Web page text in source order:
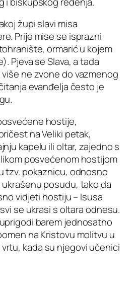
župi slavi misa
Prije mise se isprazni
ormarić u kojem
Pjeva se Slava, a tada
ne zvone do vazmenog
evanđelja često je
hostije,
na Veliki petak,
kapelu ili oltar, zajedno s
posvećenom hostijom
tzv. pokaznicu, odnosno
posudu, tako da
vidjeti hostiju – Isusa
se ukrasi s oltara odnesu.
barem jednosatno
na Kristovu molitvu u
kada su njegovi učenici